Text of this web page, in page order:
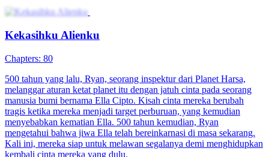
Kekasihku Alienku
Chapters: 80
500 tahun yang lalu, Ryan, seorang inspektur dari Planet Harsa,
melanggar aturan ketat planet itu dengan jatuh cinta pada seorang
manusia bumi bernama Ella Cipto. Kisah cinta mereka berubah
tragis ketika mereka menjadi target perburuan, yang kemudian
menyebabkan kematian Ella. 500 tahun kemudian, Ryan
mengetahui bahwa jiwa Ella telah bereinkarnasi di masa sekarang.
Kali ini, mereka siap untuk melawan segalanya demi menghidupkan
kembali cinta mereka yang dulu.